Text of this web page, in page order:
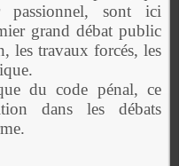
passionnel, sont ici
grand débat public
les travaux forcés, les
du code pénal, ce
dans les débats